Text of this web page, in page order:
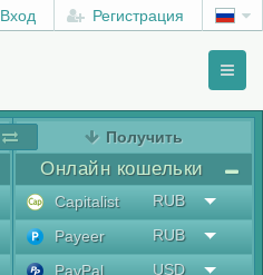
Вход Регистрация
Получить
Онлайн кошельки
Capitalist
RUB
Payeer
RUB
PayPal
USD